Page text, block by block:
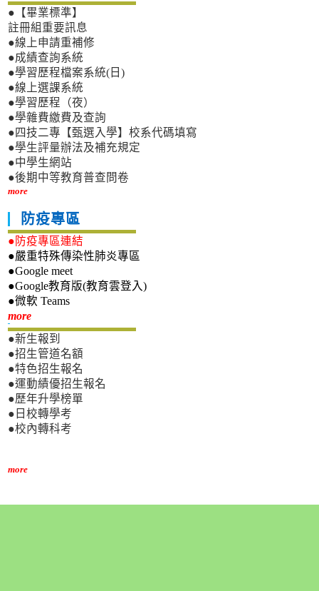
●【畢業標準】
註冊組重要訊息
●線上申請重補修
●成績查詢系統
●學習歷程檔案系統(日)
●線上選課系統
●學習歷程（夜）
●學雜費繳費及查詢
●四技二專【甄選入學】校系代碼填寫
●學生評量辦法及補充規定
●中學生網站
●後期中等教育普查問卷
more
防疫專區
●防疫專區連結
●嚴重特殊傳染性肺炎專區
●Google meet
●Google教育版(教育雲登入)
●微軟 Teams
more新生專區
●新生報到
●招生管道名額
●特色招生報名
●運動績優招生報名
●歷年升學榜單
●日校轉學考
●校內轉科考
more